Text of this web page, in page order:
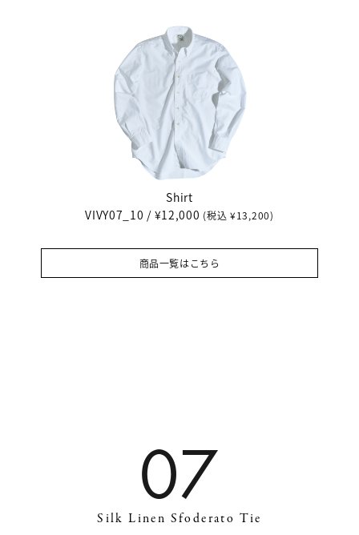
Shirt
VIVY07_10 / ¥12,000 (税込 ¥13,200)
商品一覧はこちら
07
Silk Linen Sfoderato Tie